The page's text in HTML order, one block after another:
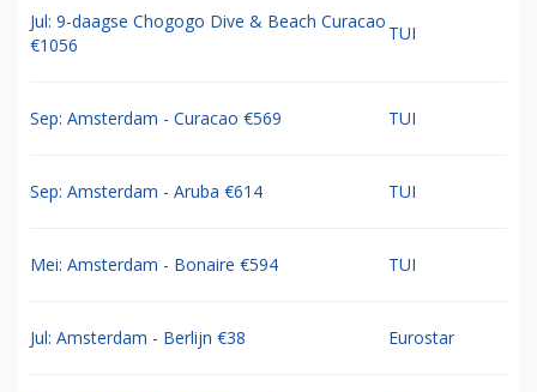
Jul: 9-daagse Chogogo Dive & Beach Curacao
€1056
TUI
Sep: Amsterdam - Curacao €569 TUI
Sep: Amsterdam - Aruba €614 TUI
Mei: Amsterdam - Bonaire €594 TUI
Jul: Amsterdam - Berlijn €38 Eurostar